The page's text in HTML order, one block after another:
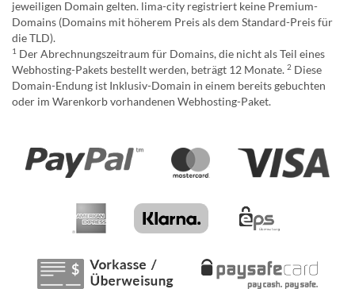
jeweiligen Domain gelten. lima-city registriert keine Premium-
Domains (Domains mit höherem Preis als dem Standard-Preis für
die TLD).
1 Der Abrechnungszeitraum für Domains, die nicht als Teil eines
Webhosting-Pakets bestellt werden, beträgt 12 Monate. 2 Diese
Domain-Endung ist Inklusiv-Domain in einem bereits gebuchten
oder im Warenkorb vorhandenen Webhosting-Paket.